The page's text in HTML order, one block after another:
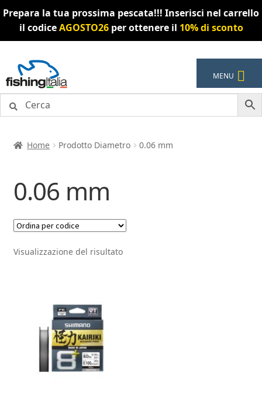
Prepara la tua prossima pescata!!! Inserisci nel carrello
il codiceAGOSTO26per ottenere il 10% di sconto
alla
navigazione
al
contenuto
MENU
Home Prodotto Diametro 0.06 mm
0.06 mm
Visualizzazione del risultato